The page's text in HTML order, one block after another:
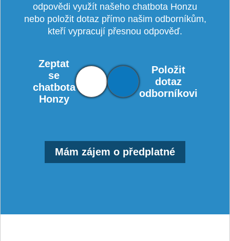
odpovědi využít našeho chatbota Honzu
nebo položit dotaz přímo našim odborníkům,
kteří vypracují přesnou odpověď.
Zeptat
se
chatbota
Honzy
Položit
dotaz
odborníkovi
Mám zájem o předplatné